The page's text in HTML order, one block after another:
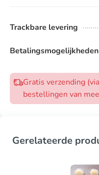
Trackbare levering
Betalingsmogelijkheden
Gratis verzending
bestellingen van
Gerelateerde